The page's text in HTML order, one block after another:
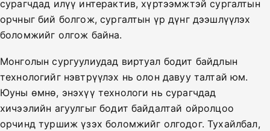
сурагчдад илүү интерактив, хүртээмжтэй сургалтын
орчныг бий болгож, сургалтын үр дүнг дээшлүүлэх
боломжийг олгож байна.
Монголын сургуулиудад виртуал бодит байдлын
технологийг нэвтрүүлэх нь олон давуу талтай юм.
Юуны өмнө, энэхүү технологи нь сурагчдад
хичээлийн агуулгыг бодит байдалтай ойролцоо
орчинд туршиж үзэх боломжийг олгодог. Тухайлбал,